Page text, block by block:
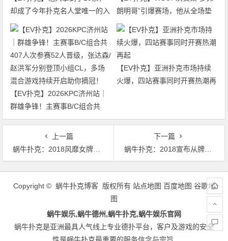
却成了今年扑克名人堂唯一的入
选者
朗明哥”引爆赛场，他从全场垫
底打到了冠军争夺者
【EV扑克】2026KPC济州站｜
群雄争锋！主赛事B/C组合共
407人次参赛52人晋级，张达森/
赵洪军分别登顶小组CL，多场
混合游戏持续开启助你摘冠！
【EV扑克】亚洲扑克市场持续
火爆，四站赛事同时开赛热潮再
上一篇
蜗牛扑克：2018风靡女牌手Kristen Bicknell, Liv Boeree
下一篇
蜗牛扑克：2018宣布从牌坛退役的五大牌手
文
Copyright © 蜗牛扑克博客 版权所有 站点地图 百度地图 谷歌地
图
蜗牛娱乐,蜗牛德州,蜗牛扑克,蜗牛娱乐官网
蜗牛扑克是亚洲最具人气线上专业德扑平台，客户及游戏的安全